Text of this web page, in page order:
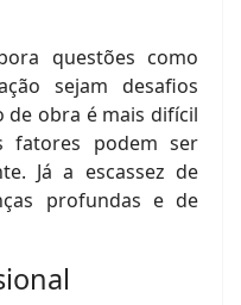
questões como
sejam desafios
de obra é mais difícil
fatores podem ser
Já a escassez de
profundas e de